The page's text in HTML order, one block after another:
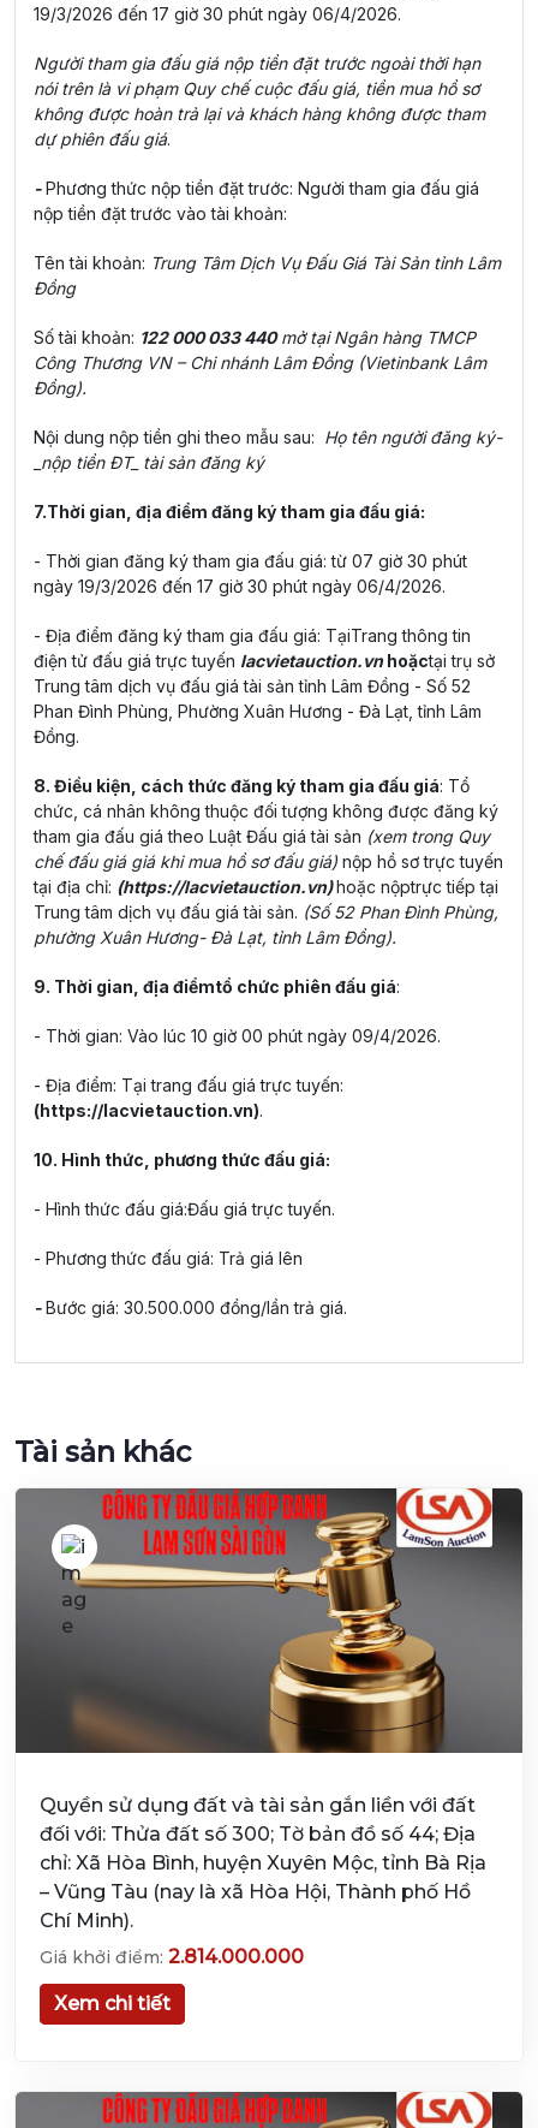
19/3/2026 đến 17 giờ 30 phút ngày 06/4/2026.
Người tham gia đấu giá nộp tiền đặt trước ngoài thời hạn
nói trên là vi phạm Quy chế cuộc đấu giá, tiền mua hồ sơ
không được hoàn trả lại và khách hàng không được tham
dự phiên đấu giá.
-Phương thức nộp tiền đặt trước: Người tham gia đấu giá
nộp tiền đặt trước vào tài khoản:
Tên tài khoản: Trung Tâm Dịch Vụ Đấu Giá Tài Sản tỉnh Lâm
Đồng
Số tài khoản: 122 000 033 440mở tại Ngân hàng TMCP
Công Thương VN – Chi nhánh Lâm Đồng (Vietinbank Lâm
Đồng).
Nội dung nộp tiền ghi theo mẫu sau: Họ tên người đăng ký­
_nộp tiền ĐT_ tài sản đăng ký
7.Thời gian, địa điểm đăng ký tham gia đấu giá:
- Thời gian đăng ký tham gia đấu giá: từ 07 giờ 30 phút
ngày 19/3/2026 đến 17 giờ 30 phút ngày 06/4/2026.
- Địa điểm đăng ký tham gia đấu giá: TạiTrang thông tin
điện tử đấu giá trực tuyến lacvietauction.vnhoặctại trụ sở
Trung tâm dịch vụ đấu giá tài sản tỉnh Lâm Đồng - Số 52
Phan Đình Phùng, Phường Xuân Hương - Đà Lạt, tỉnh Lâm
Đồng.
8. Điều kiện, cách thức đăng ký tham gia đấu giá: Tổ
chức, cá nhân không thuộc đối tượng không được đăng ký
tham gia đấu giá theo Luật Đấu giá tài sản (xem trong Quy
chế đấu giá giá khi mua hồ sơ đấu giá) nộp hồ sơ trực tuyến
tại địa chỉ: (https://lacvietauction.vn)hoặc nộptrực tiếp tại
Trung tâm dịch vụ đấu giá tài sản. (Số 52 Phan Đình Phùng,
phường Xuân Hương- Đà Lạt, tỉnh Lâm Đồng).
9. Thời gian, địa điểmtổ chức phiên đấu giá:
- Thời gian: Vào lúc 10 giờ 00 phút ngày 09/4/2026.
- Địa điểm: Tại trang đấu giá trực tuyến:
(https://lacvietauction.vn).
10. Hình thức, phương thức đấu giá:
- Hình thức đấu giá:Đấu giá trực tuyến.
- Phương thức đấu giá: Trả giá lên
-Bước giá: 30.500.000 đồng/lần trả giá.
Tài sản khác
Quyền sử dụng đất và tài sản gắn liền với đất
đối với: Thửa đất số 300; Tờ bản đồ số 44; Địa
chỉ: Xã Hòa Bình, huyện Xuyên Mộc, tỉnh Bà Rịa
– Vũng Tàu (nay là xã Hòa Hội, Thành phố Hồ
Chí Minh).
Giá khởi điểm: 2.814.000.000
Xem chi tiết